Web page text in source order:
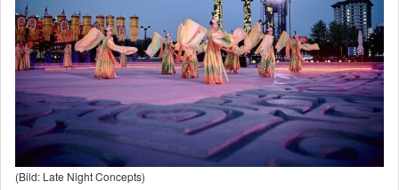
(Bild: Late Night Concepts)